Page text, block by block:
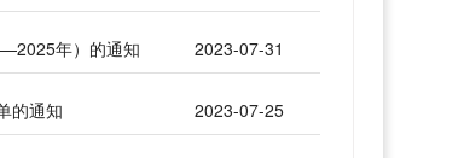
年）的通知 2023-07-31
的通知 2023-07-25